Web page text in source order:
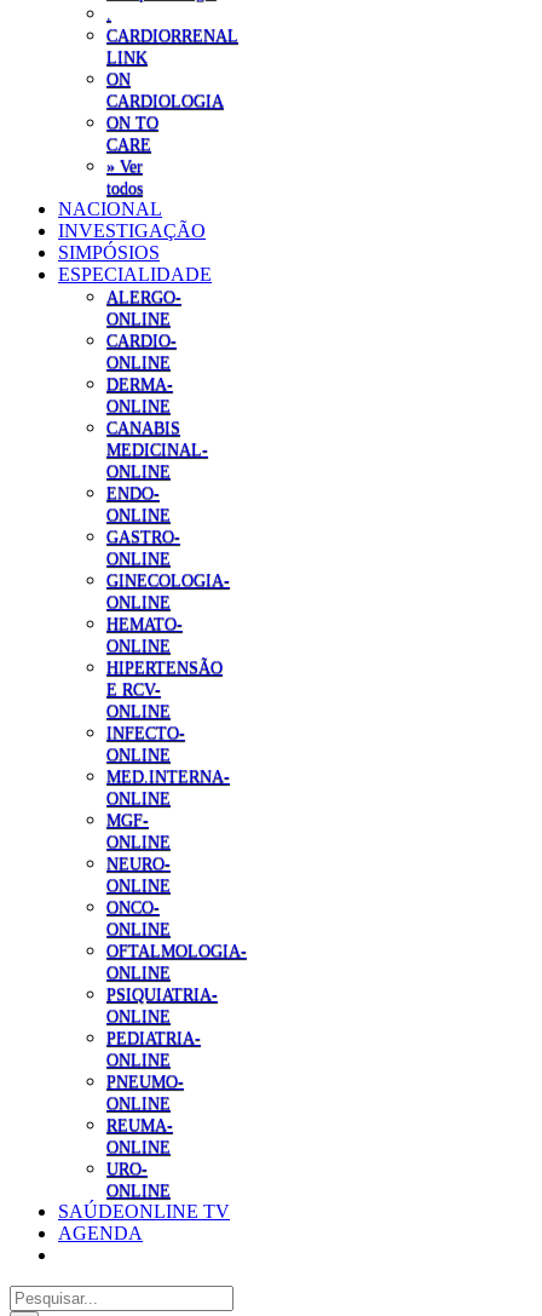
CARDIORRENAL
LINK
ON
CARDIOLOGIA
ON TO
CARE
» Ver
todos
NACIONAL
INVESTIGAÇÃO
SIMPÓSIOS
ESPECIALIDADE
ALERGO-
ONLINE
CARDIO-
ONLINE
DERMA-
ONLINE
CANABIS
MEDICINAL-
ONLINE
ENDO-
ONLINE
GASTRO-
ONLINE
GINECOLOGIA-
ONLINE
HEMATO-
ONLINE
HIPERTENSÃO
E RCV-
ONLINE
INFECTO-
ONLINE
MED.INTERNA-
ONLINE
MGF-
ONLINE
NEURO-
ONLINE
ONCO-
ONLINE
OFTALMOLOGIA-
ONLINE
PSIQUIATRIA-
ONLINE
PEDIATRIA-
ONLINE
PNEUMO-
ONLINE
REUMA-
ONLINE
URO-
ONLINE
SAÚDEONLINE TV
AGENDA
Pesquisar